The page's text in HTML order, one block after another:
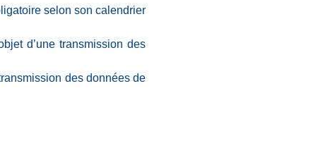
selon son calendrier
d’une transmission des
des données de